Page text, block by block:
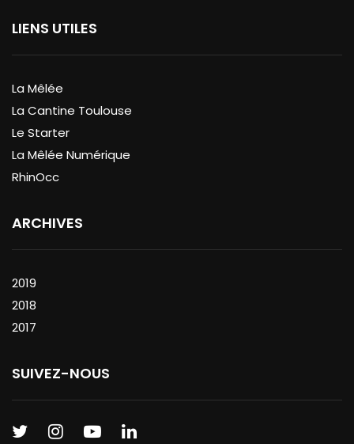
LIENS UTILES
La Mêlée
La Cantine Toulouse
Le Starter
La Mêlée Numérique
RhinOcc
ARCHIVES
2019
2018
2017
SUIVEZ-NOUS